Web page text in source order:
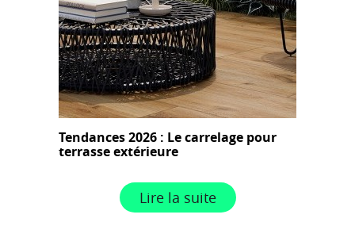
Tendances 2026 : Le carrelage pour
terrasse extérieure
Lire la suite